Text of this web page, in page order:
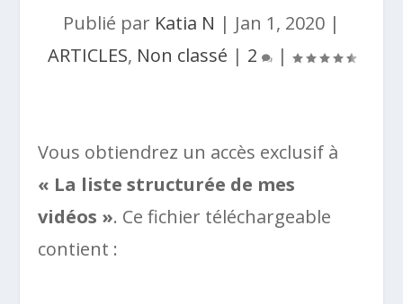
Publié par Katia N | Jan 1, 2020 |
ARTICLES, Non classé | 2 |
Vous obtiendrez un accès exclusif à
« La liste structurée de mes
vidéos ». Ce fichier téléchargeable
contient :